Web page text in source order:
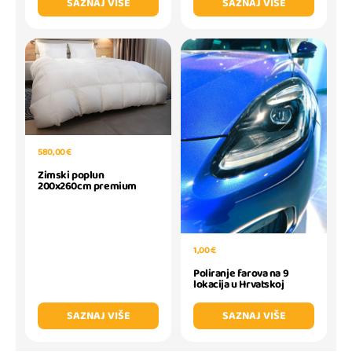
SAZNAJ VIŠE SAZNAJ VIŠE
580,00 €
Zimski poplun
200x260cm premium
SAZNAJ VIŠE
1,00 €
Poliranje farova na 9
lokacija u Hrvatskoj
SAZNAJ VIŠE